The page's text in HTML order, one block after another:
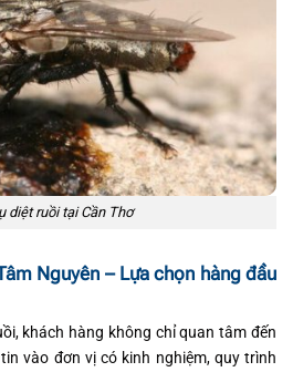
diệt ruồi tại Cần Thơ
Nguyên – Lựa chọn hàng đầu
khách hàng không chỉ quan tâm đến
vào đơn vị có kinh nghiệm, quy trình